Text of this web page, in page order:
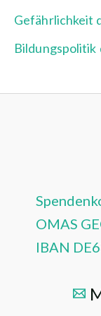
Gefährlichkeit
Bildungspolitik
OMAS
IBAN